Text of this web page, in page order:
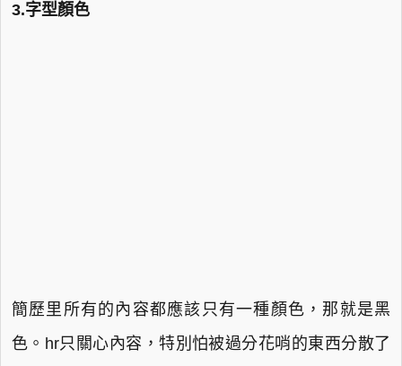
3.字型顏色
簡歷里所有的內容都應該只有一種顏色，那就是黑
色。hr只關心內容，特別怕被過分花哨的東西分散了